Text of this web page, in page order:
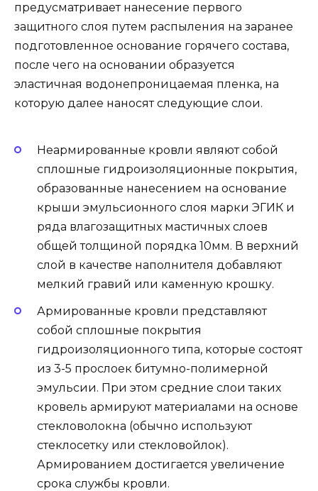
предусматривает нанесение первого
защитного слоя путем распыления на заранее
подготовленное основание горячего состава,
после чего на основании образуется
эластичная водонепроницаемая пленка, на
которую далее наносят следующие слои.
Неармированные кровли являют собой
сплошные гидроизоляционные покрытия,
образованные нанесением на основание
крыши эмульсионного слоя марки ЭГИК и
ряда влагозащитных мастичных слоев
общей толщиной порядка 10мм. В верхний
слой в качестве наполнителя добавляют
мелкий гравий или каменную крошку.
Армированные кровли представляют
собой сплошные покрытия
гидроизоляционного типа, которые состоят
из 3-5 прослоек битумно-полимерной
эмульсии. При этом средние слои таких
кровель армируют материалами на основе
стекловолокна (обычно используют
стеклосетку или стекловойлок).
Армированием достигается увеличение
срока службы кровли.